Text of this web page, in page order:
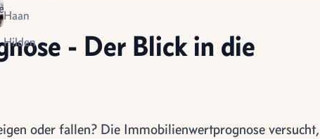
Virtuelle
Haan
Hilden
- Der Blick in die
oder fallen? Die Immobilienwertprognose versucht,